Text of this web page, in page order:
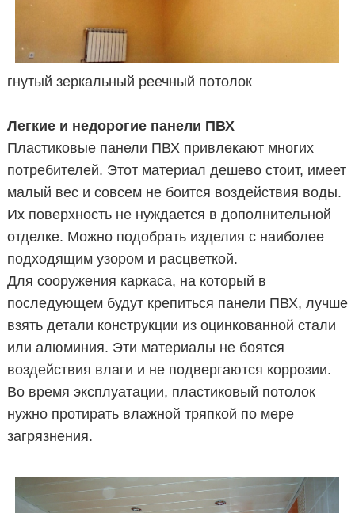
гнутый зеркальный реечный потолок
Легкие и недорогие панели ПВХ
Пластиковые панели ПВХ привлекают многих
потребителей. Этот материал дешево стоит, имеет
малый вес и совсем не боится воздействия воды.
Их поверхность не нуждается в дополнительной
отделке. Можно подобрать изделия с наиболее
подходящим узором и расцветкой.
Для сооружения каркаса, на который в
последующем будут крепиться панели ПВХ, лучше
взять детали конструкции из оцинкованной стали
или алюминия. Эти материалы не боятся
воздействия влаги и не подвергаются коррозии.
Во время эксплуатации, пластиковый потолок
нужно протирать влажной тряпкой по мере
загрязнения.